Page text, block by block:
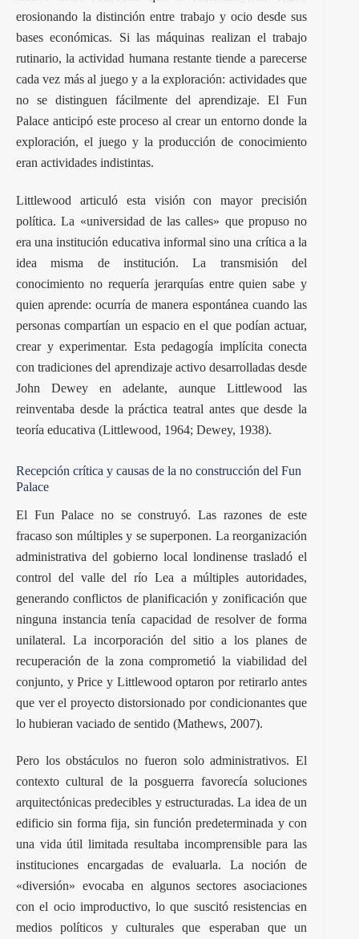
erosionando la distinción entre trabajo y ocio desde sus
bases económicas. Si las máquinas realizan el trabajo
rutinario, la actividad humana restante tiende a parecerse
cada vez más al juego y a la exploración: actividades que
no se distinguen fácilmente del aprendizaje. El Fun
Palace anticipó este proceso al crear un entorno donde la
exploración, el juego y la producción de conocimiento
eran actividades indistintas.
Littlewood articuló esta visión con mayor precisión
política. La «universidad de las calles» que propuso no
era una institución educativa informal sino una crítica a la
idea misma de institución. La transmisión del
conocimiento no requería jerarquías entre quien sabe y
quien aprende: ocurría de manera espontánea cuando las
personas compartían un espacio en el que podían actuar,
crear y experimentar. Esta pedagogía implícita conecta
con tradiciones del aprendizaje activo desarrolladas desde
John Dewey en adelante, aunque Littlewood las
reinventaba desde la práctica teatral antes que desde la
teoría educativa (Littlewood, 1964; Dewey, 1938).
Recepción crítica y causas de la no construcción del Fun
Palace
El Fun Palace no se construyó. Las razones de este
fracaso son múltiples y se superponen. La reorganización
administrativa del gobierno local londinense trasladó el
control del valle del río Lea a múltiples autoridades,
generando conflictos de planificación y zonificación que
ninguna instancia tenía capacidad de resolver de forma
unilateral. La incorporación del sitio a los planes de
recuperación de la zona comprometió la viabilidad del
conjunto, y Price y Littlewood optaron por retirarlo antes
que ver el proyecto distorsionado por condicionantes que
lo hubieran vaciado de sentido (Mathews, 2007).
Pero los obstáculos no fueron solo administrativos. El
contexto cultural de la posguerra favorecía soluciones
arquitectónicas predecibles y estructuradas. La idea de un
edificio sin forma fija, sin función predeterminada y con
una vida útil limitada resultaba incomprensible para las
instituciones encargadas de evaluarla. La noción de
«diversión» evocaba en algunos sectores asociaciones
con el ocio improductivo, lo que suscitó resistencias en
medios políticos y culturales que esperaban que un